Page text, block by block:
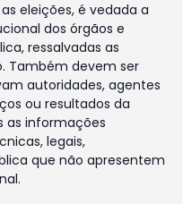
eleições, é vedada a
dos órgãos e
ressalvadas as
Também devem ser
autoridades, agentes
ou resultados da
as informações
legais,
que não apresentem